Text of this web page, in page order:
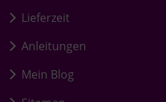
Lieferzeit
Anleitungen
Mein Blog